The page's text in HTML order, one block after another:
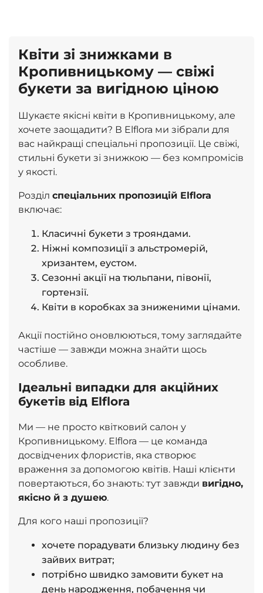
Квіти зі знижками в
Кропивницькому — свіжі
букети за вигідною ціною
Шукаєте якісні квіти в Кропивницькому, але
хочете заощадити? В Elflora ми зібрали для
вас найкращі спеціальні пропозиції. Це свіжі,
стильні букети зі знижкою — без компромісів
у якості.
Розділ спеціальних пропозицій Elflora
включає:
Класичні букети з трояндами.
Ніжні композиції з альстромерій,
хризантем, еустом.
Сезонні акції на тюльпани, півонії,
гортензії.
Квіти в коробках за зниженими цінами.
Акції постійно оновлюються, тому заглядайте
частіше — завжди можна знайти щось
особливе.
Ідеальні випадки для акційних
букетів від Elflora
Ми — не просто квітковий салон у
Кропивницькому. Elflora — це команда
досвідчених флористів, яка створює
враження за допомогою квітів. Наші клієнти
повертаються, бо знають: тут завжди вигідно,
якісно й з душею.
Для кого наші пропозиції?
хочете порадувати близьку людину без
зайвих витрат;
потрібно швидко замовити букет на
день народження, побачення чи